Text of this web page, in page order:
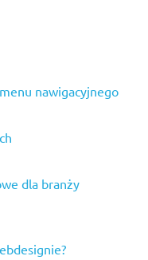
nawigacyjnego
dla branży